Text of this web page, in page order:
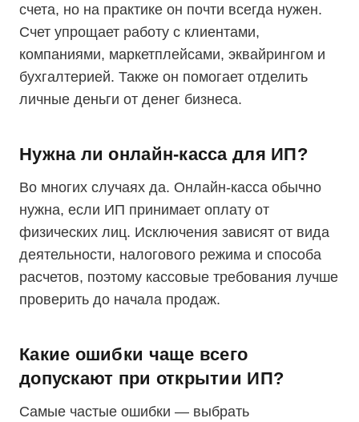
счета, но на практике он почти всегда нужен.
Счет упрощает работу с клиентами,
компаниями, маркетплейсами, эквайрингом и
бухгалтерией. Также он помогает отделить
личные деньги от денег бизнеса.
Нужна ли онлайн-касса для ИП?
Во многих случаях да. Онлайн-касса обычно
нужна, если ИП принимает оплату от
физических лиц. Исключения зависят от вида
деятельности, налогового режима и способа
расчетов, поэтому кассовые требования лучше
проверить до начала продаж.
Какие ошибки чаще всего
допускают при открытии ИП?
Самые частые ошибки — выбрать